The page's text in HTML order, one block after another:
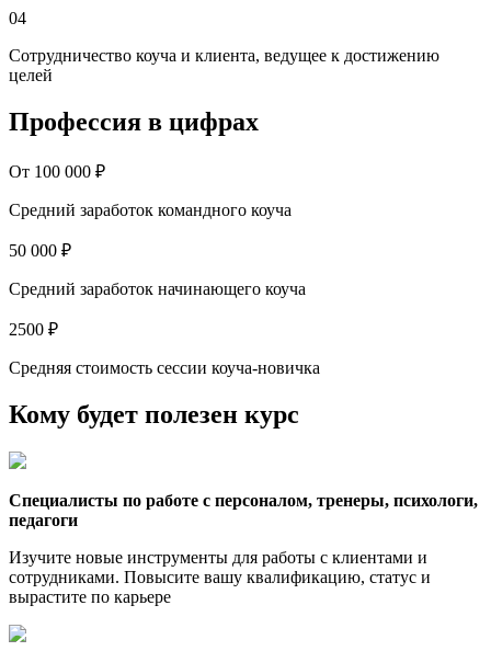
04
Сотрудничество коуча и клиента, ведущее к достижению
целей
Профессия в цифрах
От 100 000 ₽
Средний заработок командного коуча
50 000 ₽
Средний заработок начинающего коуча
2500 ₽
Средняя стоимость сессии коуча-новичка
Кому будет полезен курс
Специалисты по работе с персоналом, тренеры, психологи,
педагоги
Изучите новые инструменты для работы с клиентами и
сотрудниками. Повысите вашу квалификацию, статус и
вырастите по карьере